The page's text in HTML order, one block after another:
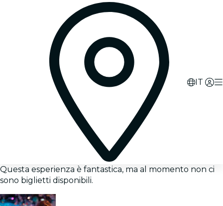
IT
Questa esperienza è fantastica, ma al momento non ci
sono biglietti disponibili.